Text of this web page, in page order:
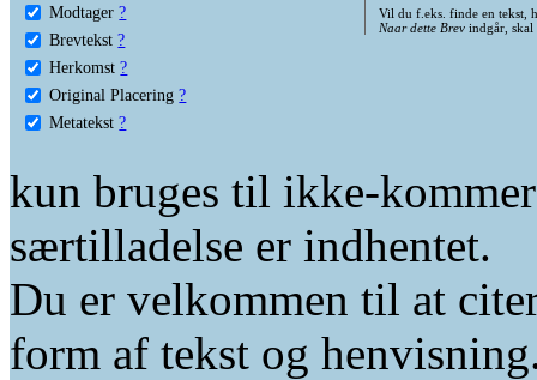
Modtager ?
Brevtekst ?
Herkomst ?
Original Placering ?
Metatekst ?
Vil du f.eks. finde en tekst,
Naar dette Brevindgår, skal
kun bruges til ikke-
særtilladelse er indhentet.
Du er velkommen til at
form af tekst og